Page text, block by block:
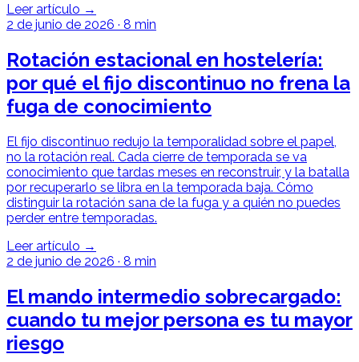
Leer artículo →
2 de junio de 2026 · 8 min
Rotación estacional en hostelería:
por qué el fijo discontinuo no frena la
fuga de conocimiento
El fijo discontinuo redujo la temporalidad sobre el papel,
no la rotación real. Cada cierre de temporada se va
conocimiento que tardas meses en reconstruir, y la batalla
por recuperarlo se libra en la temporada baja. Cómo
distinguir la rotación sana de la fuga y a quién no puedes
perder entre temporadas.
Leer artículo →
2 de junio de 2026 · 8 min
El mando intermedio sobrecargado:
cuando tu mejor persona es tu mayor
riesgo